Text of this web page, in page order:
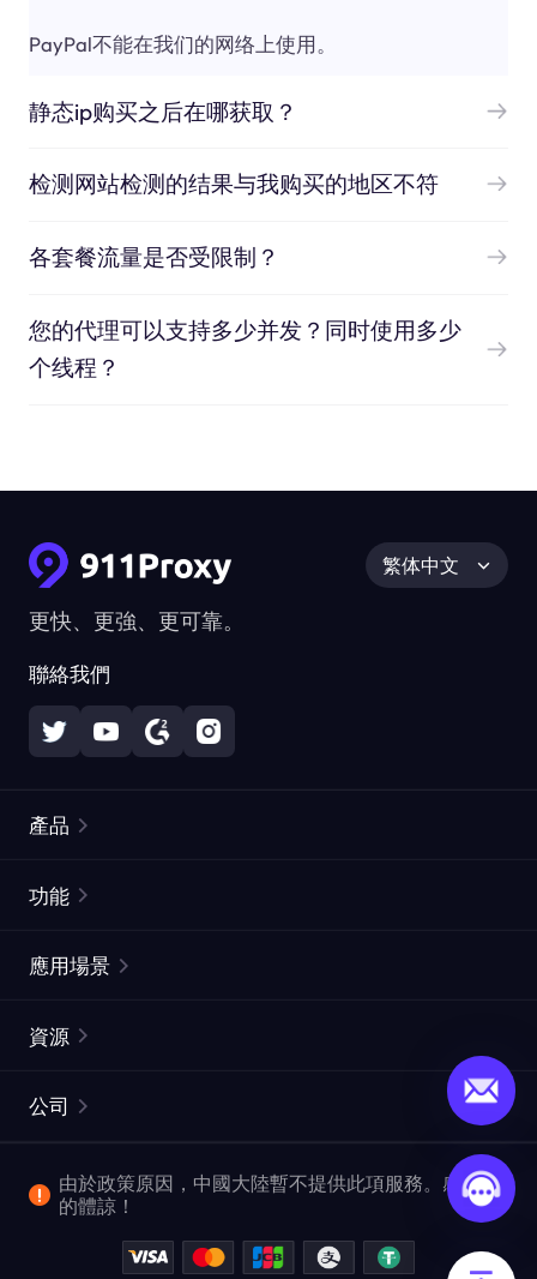
PayPal不能在我们的网络上使用。
静态ip购买之后在哪获取？
检测网站检测的结果与我购买的地区不符
各套餐流量是否受限制？
您的代理可以支持多少并发？同时使用多少
个线程？
更快、更強、更可靠。
聯絡我們
繁体中文
產品
靜態住宅代理
網頁擷取 API
視頻下載 API
功能
ISP代理
ProxySite
應用場景
市場研究
爬行和索引
查看所有使用案例
資源
常見問題解答
位置
公司
企業服務
反洗錢合規計劃
由於政策原因，中國大陸暫不提供此項服務。感謝您
的體諒！